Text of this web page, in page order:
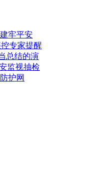
牢平安
专家提醒
总结的演
监视抽检
护网